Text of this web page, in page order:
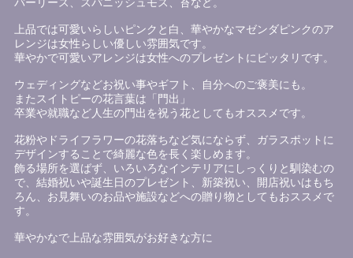
上品では可愛いらしいピンクと白、華やかなマゼンダピンクのア
レンジは女性らしい優しい雰囲気です。
華やかで可愛いアレンジは女性へのプレゼントにピッタリです。
ウェディングなどお祝い事やギフト、自分へのご褒美にも。
またスイトピーの花言葉は「門出」
卒業や就職など人生の門出を祝う花としてもオススメです。
花粉やドライフラワーの花落ちなど気にならず、ガラスポットに
デザインすることで綺麗な色を長く楽しめます。
飾る場所を選ばず、いろいろなインテリアにしっくりと馴染むの
で、結婚祝いや誕生日のプレゼント、新築祝い、開店祝いはもち
ろん、お見舞いのお品や施設などへの贈り物としてもおススメで
す。
華やかなで上品な雰囲気がお好きな方に